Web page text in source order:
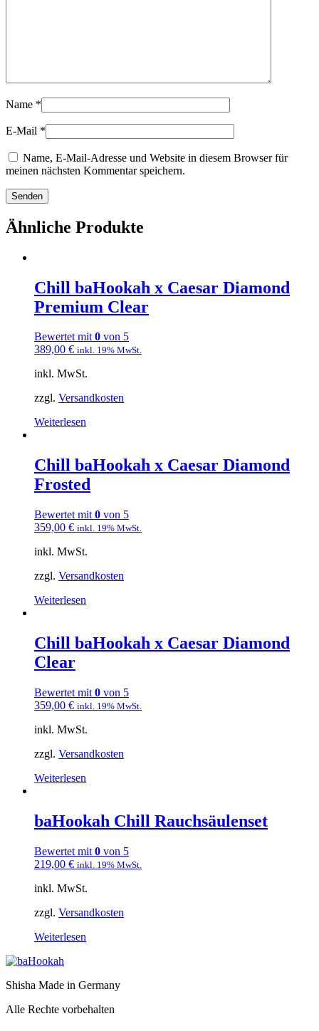
Name *
E-Mail *
Name, E-Mail-Adresse und Website in diesem Browser für
meinen nächsten Kommentar speichern.
Ähnliche Produkte
Chill baHookah x Caesar Diamond
Premium Clear
Bewertet mit0 von 5
389,00 € inkl. 19% MwSt.
inkl. MwSt.
zzgl. Versandkosten
Weiterlesen
Chill baHookah x Caesar Diamond
Frosted
Bewertet mit 0 von 5
359,00 € inkl. 19% MwSt.
inkl. MwSt.
zzgl. Versandkosten
Weiterlesen
Chill baHookah x Caesar Diamond
Clear
Bewertet mit 0 von 5
359,00 € inkl. 19% MwSt.
inkl. MwSt.
zzgl. Versandkosten
Weiterlesen
baHookah Chill Rauchsäulenset
Bewertet mit 0 von 5
219,00 € inkl. 19% MwSt.
inkl. MwSt.
zzgl. Versandkosten
Weiterlesen
Shisha Made in Germany
Alle Rechte vorbehalten